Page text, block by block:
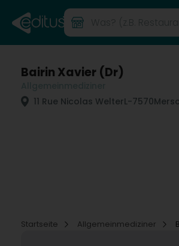
Bairin Xavier (Dr)
11 Rue Nicolas WelterL-7570
Startseite
Allgemeinmediziner